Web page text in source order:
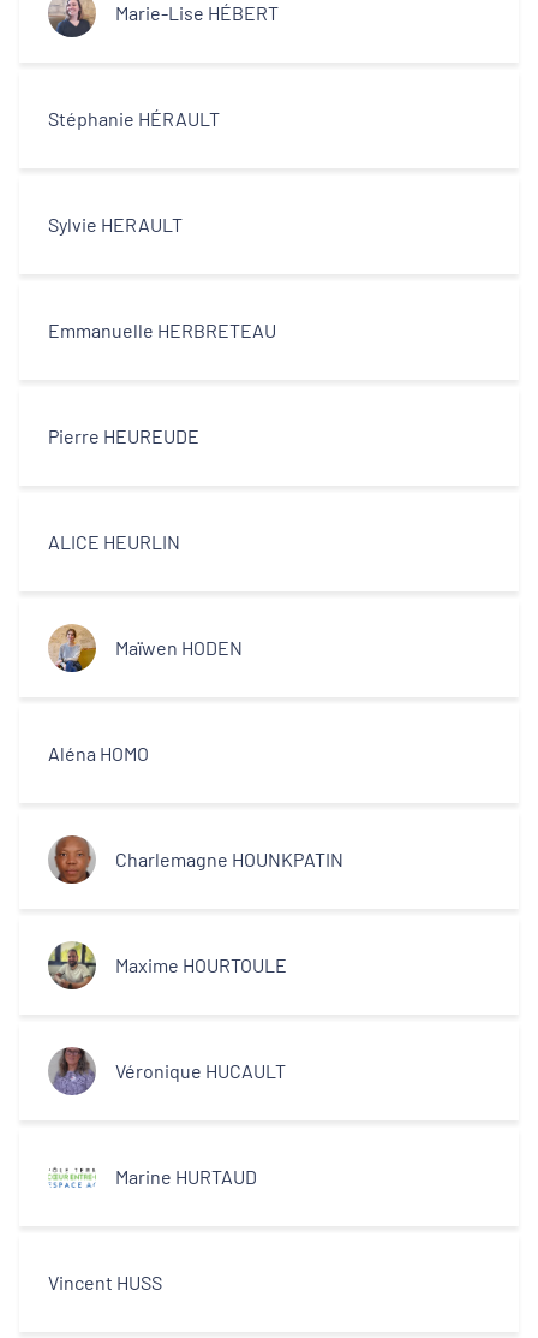
Marie-Lise HÉBERT
Stéphanie HÉRAULT
Sylvie HERAULT
Emmanuelle HERBRETEAU
Pierre HEUREUDE
ALICE HEURLIN
Maïwen HODEN
Aléna HOMO
Charlemagne HOUNKPATIN
Maxime HOURTOULE
Véronique HUCAULT
Marine HURTAUD
Vincent HUSS